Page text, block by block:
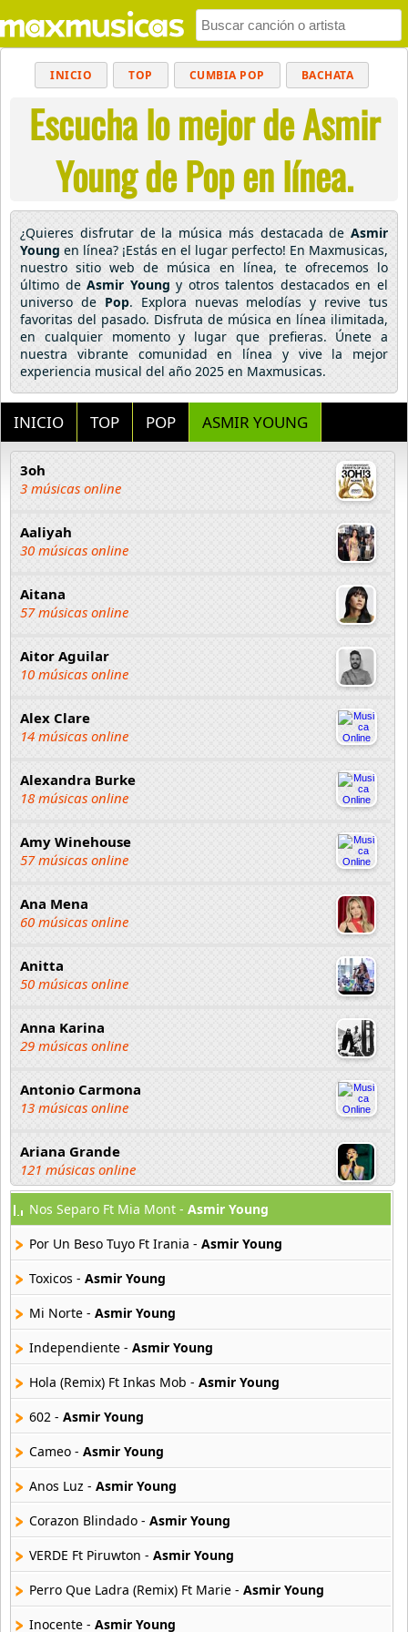
INICIO TOP CUMBIA POP BACHATA
MUSICA CRISTIANA REGGAETON
BALADAS ALTERNATIVO ELECTRÓNICA
CUMBIAS
Escucha lo mejor de Asmir
Young de Pop en línea.
¿Quieres disfrutar de la música más destacada de Asmir
Young en línea? ¡Estás en el lugar perfecto! En Maxmusicas,
nuestro sitio web de música en línea, te ofrecemos lo
último deAsmir Young y otros talentos destacados en el
universo de Pop. Explora nuevas melodías y revive tus
favoritas del pasado. Disfruta de música en línea ilimitada,
en cualquier momento y lugar que prefieras. Únete a
nuestra vibrante comunidad en línea y vive la mejor
experiencia musical del año 2025 en Maxmusicas.
INICIO TOP POP ASMIR YOUNG
3oh
3 músicas online
Aaliyah
30 músicas online
Aitana
57 músicas online
Aitor Aguilar
10 músicas online
Alex Clare
14 músicas online
Alexandra Burke
18 músicas online
Amy Winehouse
57 músicas online
Ana Mena
60 músicas online
Anitta
50 músicas online
Anna Karina
29 músicas online
Antonio Carmona
13 músicas online
Ariana Grande
121 músicas online
Aselin Debison
25 músicas online
Asmir Young
36 músicas online
44 músicas online
B J Thomas
18 músicas online
Bellakath
27 músicas online
Benson Boone
16 músicas online
Beret
50 músicas online
Nos Separo Ft Mia Mont - Asmir Young
Por Un Beso Tuyo Ft Irania - Asmir Young
Toxicos - Asmir Young
Mi Norte - Asmir Young
Independiente - Asmir Young
Hola (Remix) Ft Inkas Mob - Asmir Young
602 - Asmir Young
Cameo - Asmir Young
Anos Luz - Asmir Young
Corazon Blindado - Asmir Young
VERDE Ft Piruwton - Asmir Young
Perro Que Ladra (Remix) Ft Marie - Asmir Young
Inocente - Asmir Young